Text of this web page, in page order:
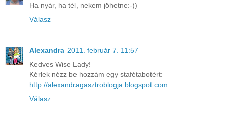
Ha nyár, ha tél, nekem jöhetne:-))
Válasz
Alexandra 2011. február 7. 11:57
Kedves Wise Lady!
Kérlek nézz be hozzám egy stafétabotért:
http://alexandragasztroblogja.blogspot.com
Válasz